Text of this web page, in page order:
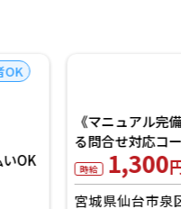
《マニュアル完備
る問合せ対応コー
時給 1,300円～